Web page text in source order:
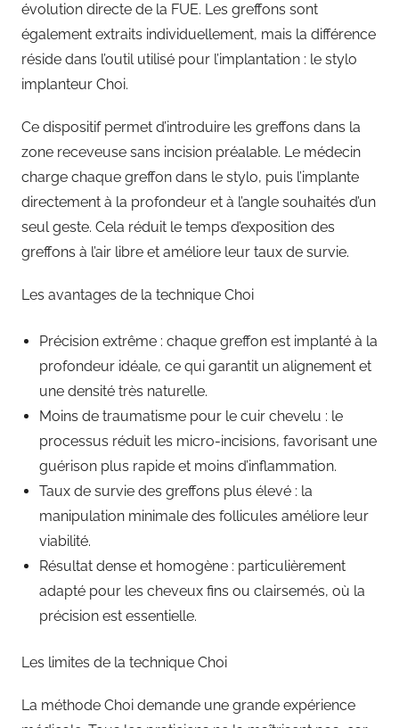
évolution directe de la FUE. Les greffons sont
également extraits individuellement, mais la différence
réside dans l’outil utilisé pour l’implantation : le stylo
implanteur Choi.
Ce dispositif permet d’introduire les greffons dans la
zone receveuse sans incision préalable. Le médecin
charge chaque greffon dans le stylo, puis l’implante
directement à la profondeur et à l’angle souhaités d’un
seul geste. Cela réduit le temps d’exposition des
greffons à l’air libre et améliore leur taux de survie.
Les avantages de la technique Choi
Précision extrême : chaque greffon est implanté à la
profondeur idéale, ce qui garantit un alignement et
une densité très naturelle.
Moins de traumatisme pour le cuir chevelu : le
processus réduit les micro-incisions, favorisant une
guérison plus rapide et moins d’inflammation.
Taux de survie des greffons plus élevé : la
manipulation minimale des follicules améliore leur
viabilité.
Résultat dense et homogène : particulièrement
adapté pour les cheveux fins ou clairsemés, où la
précision est essentielle.
Les limites de la technique Choi
La méthode Choi demande une grande expérience